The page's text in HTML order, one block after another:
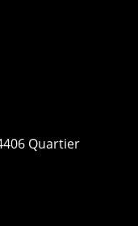
Quartier